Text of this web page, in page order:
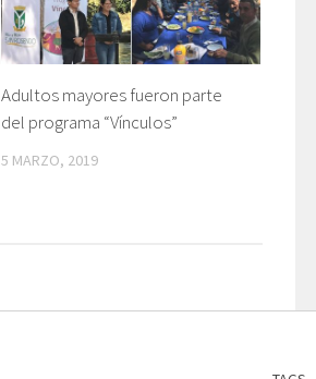
Adultos mayores fueron parte
del programa “Vínculos”
5 MARZO, 2019